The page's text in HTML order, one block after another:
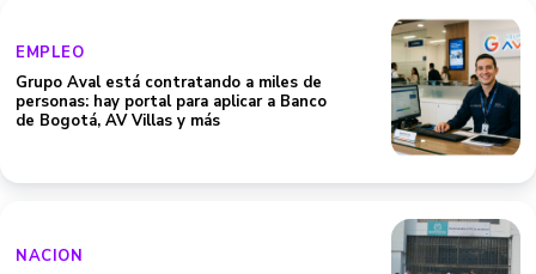
EMPLEO
Grupo Aval está contratando a miles de
personas: hay portal para aplicar a Banco
de Bogotá, AV Villas y más
NACION